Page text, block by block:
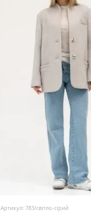
Артикул: 783/світло-сірий